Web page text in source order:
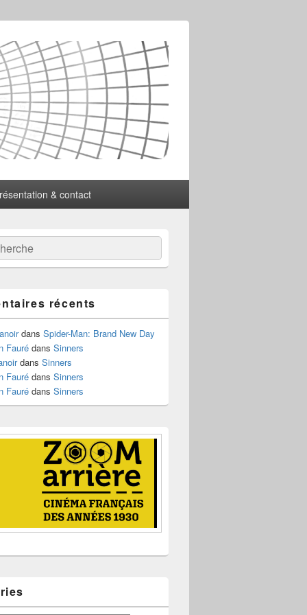
& contact
récents
dans Spider-Man: Brand New Day
Fauré dans Sinners
dans Sinners
Fauré dans Sinners
Fauré dans Sinners